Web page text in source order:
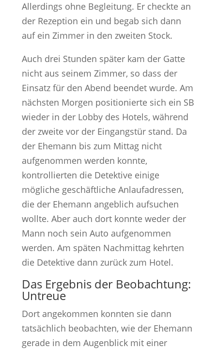
Allerdings ohne Begleitung. Er checkte an
der Rezeption ein und begab sich dann
auf ein Zimmer in den zweiten Stock.
Auch drei Stunden später kam der Gatte
nicht aus seinem Zimmer, so dass der
Einsatz für den Abend beendet wurde. Am
nächsten Morgen positionierte sich ein SB
wieder in der Lobby des Hotels, während
der zweite vor der Eingangstür stand. Da
der Ehemann bis zum Mittag nicht
aufgenommen werden konnte,
kontrollierten die Detektive einige
mögliche geschäftliche Anlaufadressen,
die der Ehemann angeblich aufsuchen
wollte. Aber auch dort konnte weder der
Mann noch sein Auto aufgenommen
werden. Am späten Nachmittag kehrten
die Detektive dann zurück zum Hotel.
Das Ergebnis der Beobachtung:
Untreue
Dort angekommen konnten sie dann
tatsächlich beobachten, wie der Ehemann
gerade in dem Augenblick mit einer